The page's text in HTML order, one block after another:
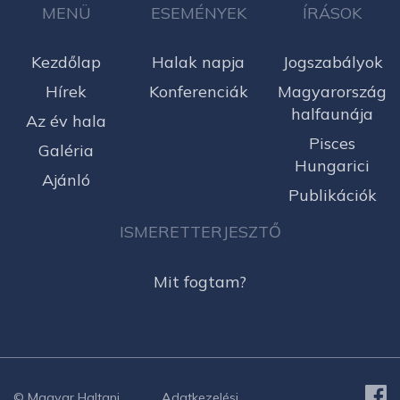
MENÜ
Kezdőlap
Hírek
Az év hala
Galéria
Ajánló
ESEMÉNYEK
Halak napja
Konferenciák
ÍRÁSOK
Jogszabályok
Magyarország
halfaunája
Pisces
Hungarici
Publikációk
ISMERETTERJESZTŐ
Mit fogtam?